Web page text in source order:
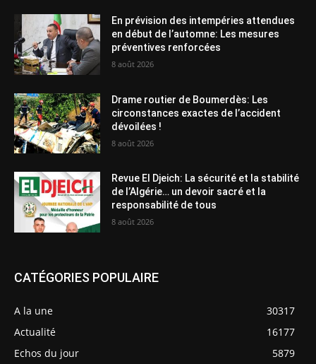
En prévision des intempéries attendues
en début de l’automne: Les mesures
préventives renforcées
8 août 2026
Drame routier de Boumerdès: Les
circonstances exactes de l’accident
dévoilées !
8 août 2026
Revue El Djeich: La sécurité et la stabilité
de l’Algérie… un devoir sacré et la
responsabilité de tous
8 août 2026
CATÉGORIES POPULAIRE
A la une
30317
Actualité
16177
Echos du jour
5879